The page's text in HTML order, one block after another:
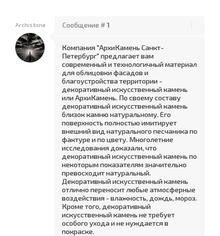
Archistone Сообщение #1
Компания "АрхиКамень Санкт-
Петербург" предлагает вам
современный и технологичный материал
для облицовки фасадов и
благоустройства территории -
декоративный искусственный камень
или АрхиКамень. По своему составу
декоративный искусственный камень
близок камню натуральному. Его
поверхность полностью имитирует
внешний вид натурального песчаника по
фактуре и по цвету. Многолетние
исследования доказали, что
декоративный искусственный камень по
некоторым показателям значительно
превосходит натуральный.
Декоративный искусственный камень
отлично переносит любые атмосферные
воздействия - влажность, дождь, мороз.
Кроме того, декоративный
искусственный камень не требует
особого ухода и не нуждается в
покраске.